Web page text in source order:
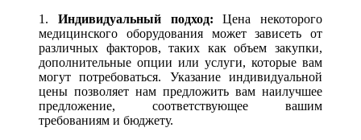
1. Индивидуальный подход: Цена некоторого
медицинского оборудования может зависеть от
различных факторов, таких как объем закупки,
дополнительные опции или услуги, которые вам
могут потребоваться. Указание индивидуальной
цены позволяет нам предложить вам наилучшее
предложение, соответствующее вашим
требованиям и бюджету.